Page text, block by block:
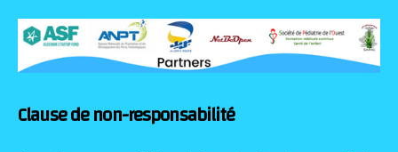
Clause de non-responsabilité